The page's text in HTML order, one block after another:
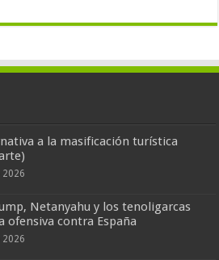
a la masificación turística
Netanyahu y los tenoligarcas
ofensiva contra España